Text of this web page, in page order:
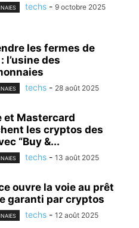
techs - 9 octobre 2025
les fermes de
l’usine des
techs - 28 août 2025
et Mastercard
les cryptos des
“Buy &...
techs - 13 août 2025
ouvre la voie au prêt
garanti par cryptos
techs - 12 août 2025